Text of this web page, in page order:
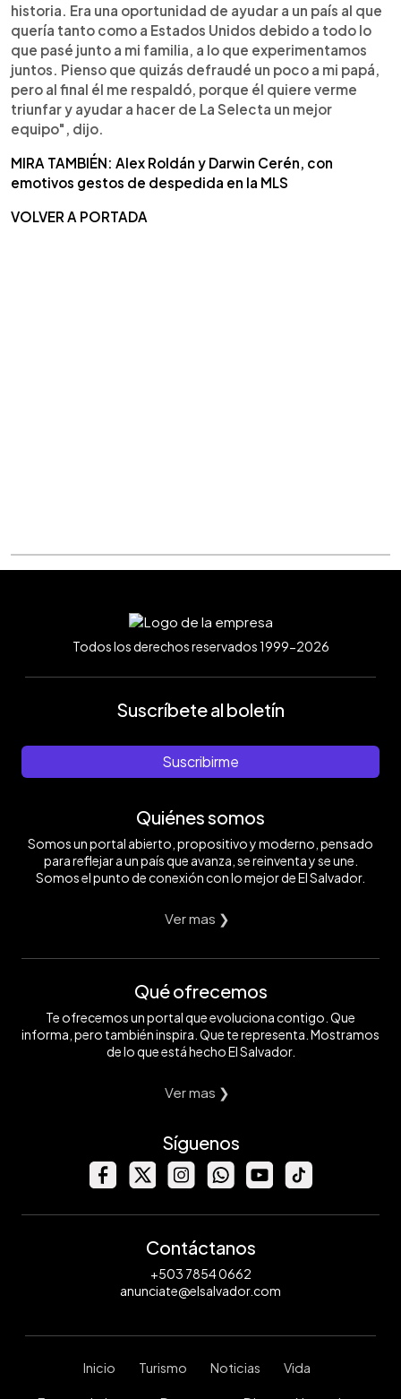
historia. Era una oportunidad de ayudar a un país al que
quería tanto como a Estados Unidos debido a todo lo
que pasé junto a mi familia, a lo que experimentamos
juntos. Pienso que quizás defraudé un poco a mi papá,
pero al final él me respaldó, porque él quiere verme
triunfar y ayudar a hacer de La Selecta un mejor
equipo", dijo.
MIRA TAMBIÉN: Alex Roldán y Darwin Cerén, con
emotivos gestos de despedida en la MLS
VOLVER A PORTADA
Todos los derechos reservados 1999-2026
Suscríbete al boletín
Suscribirme
Quiénes somos
Somos un portal abierto, propositivo y moderno, pensado
para reflejar a un país que avanza, se reinventa y se une.
Somos el punto de conexión con lo mejor de El Salvador.
Ver mas ❯
Qué ofrecemos
Te ofrecemos un portal que evoluciona contigo. Que
informa, pero también inspira. Que te representa. Mostramos
de lo que está hecho El Salvador.
Ver mas ❯
Síguenos
Contáctanos
+503 7854 0662
anunciate@elsalvador.com
Inicio Turismo Noticias Vida